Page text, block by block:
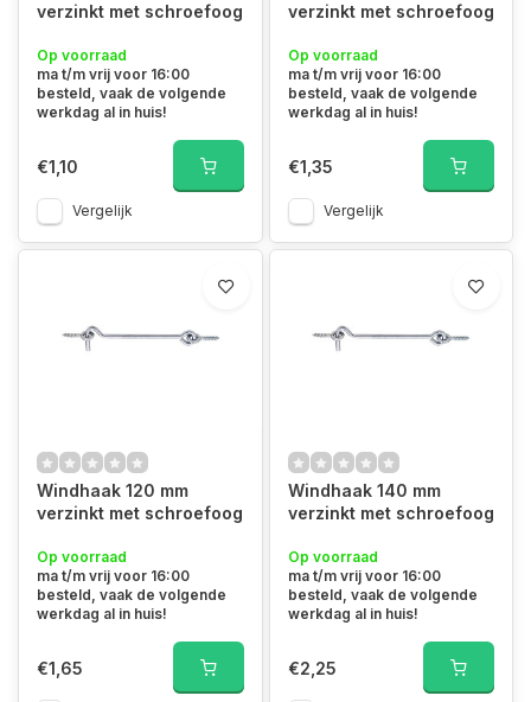
verzinkt met schroefoog
Op voorraad
ma t/m vrij voor 16:00
besteld, vaak de volgende
werkdag al in huis!
€1,10
Vergelijk
verzinkt met schroefoog
Op voorraad
ma t/m vrij voor 16:00
besteld, vaak de volgende
werkdag al in huis!
€1,35
Vergelijk
Windhaak 120 mm
verzinkt met schroefoog
Op voorraad
ma t/m vrij voor 16:00
besteld, vaak de volgende
werkdag al in huis!
€1,65
Windhaak 140 mm
verzinkt met schroefoog
Op voorraad
ma t/m vrij voor 16:00
besteld, vaak de volgende
werkdag al in huis!
€2,25